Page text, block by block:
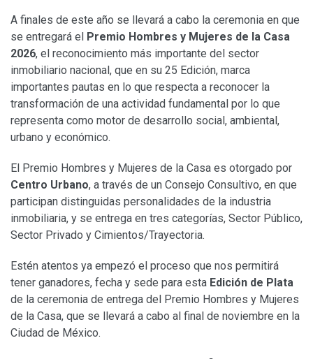
A finales de este año se llevará a cabo la ceremonia en que
se entregará el Premio Hombres y Mujeres de la Casa
2026, el reconocimiento más importante del sector
inmobiliario nacional, que en su 25 Edición, marca
importantes pautas en lo que respecta a reconocer la
transformación de una actividad fundamental por lo que
representa como motor de desarrollo social, ambiental,
urbano y económico.
El Premio Hombres y Mujeres de la Casa es otorgado por
Centro Urbano, a través de un Consejo Consultivo, en que
participan distinguidas personalidades de la industria
inmobiliaria, y se entrega en tres categorías, Sector Público,
Sector Privado y Cimientos/Trayectoria.
Estén atentos ya empezó el proceso que nos permitirá
tener ganadores, fecha y sede para esta Edición de Plata
de la ceremonia de entrega del Premio Hombres y Mujeres
de la Casa, que se llevará a cabo al final de noviembre en la
Ciudad de México.